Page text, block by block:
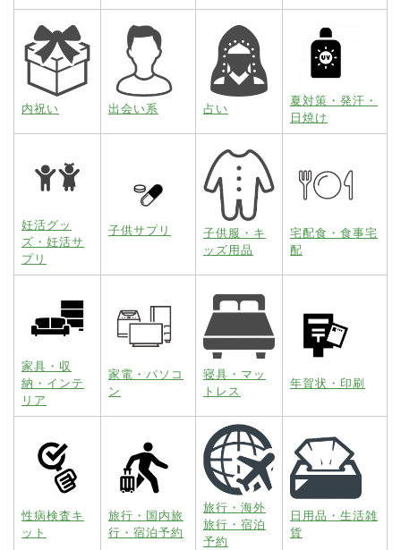
内祝い 出会い系 占い
夏対策・発汗・
日焼け
妊活グッ
ズ・妊活サ
プリ
子供サプリ
子供服・キ
ッズ用品
宅配食・食事宅
配
家具・収
納・インテ
リア
家電・パソコ
ン
寝具・マッ
トレス
年賀状・印刷
性病検査キ
ット
旅行・国内旅
行・宿泊予約
旅行・海外
旅行・宿泊
予約
日用品・生活雑
貨